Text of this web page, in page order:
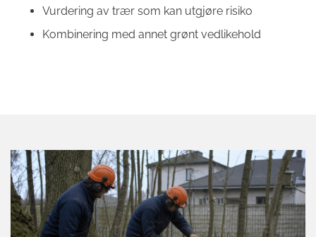
Vurdering av trær som kan utgjøre risiko
Kombinering med annet grønt vedlikehold